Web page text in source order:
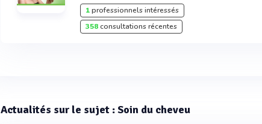
1professionnels intéressés
358consultations récentes
Actualités sur le sujet : Soin du cheveu